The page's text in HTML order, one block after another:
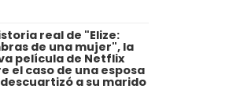
real de "Elize:
de una mujer", la
película de Netflix
el caso de una esposa
a su marido